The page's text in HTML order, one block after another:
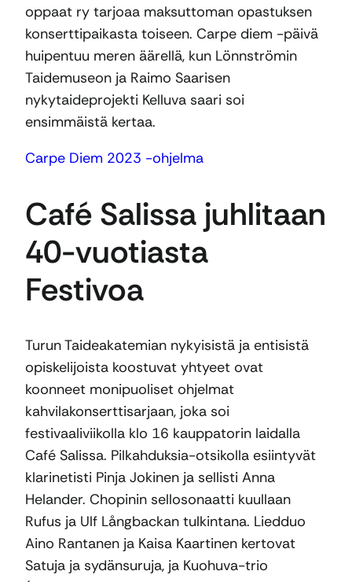
oppaat ry tarjoaa maksuttoman opastuksen
konserttipaikasta toiseen. Carpe diem -päivä
huipentuu meren äärellä, kun Lönnströmin
Taidemuseon ja Raimo Saarisen
nykytaideprojekti Kelluva saari soi
ensimmäistä kertaa.
Carpe Diem 2023 -ohjelma
Café Salissa juhlitaan
40-vuotiasta
Festivoa
Turun Taideakatemian nykyisistä ja entisistä
opiskelijoista koostuvat yhtyeet ovat
koonneet monipuoliset ohjelmat
kahvilakonserttisarjaan, joka soi
festivaaliviikolla klo 16 kauppatorin laidalla
Café Salissa. Pilkahduksia-otsikolla esiintyvät
klarinetisti Pinja Jokinen ja sellisti Anna
Helander. Chopinin sellosonaatti kuullaan
Rufus ja Ulf Långbackan tulkintana. Liedduo
Aino Rantanen ja Kaisa Kaartinen kertovat
Satuja ja sydänsuruja, ja Kuohuva-trio